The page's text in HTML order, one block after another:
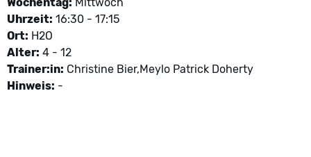
Uhrzeit: 16:30 - 17:15
Ort: H2O
Alter: 4 - 12
Trainer:in: Christine Bier,Meylo Patrick Doherty
Hinweis: -